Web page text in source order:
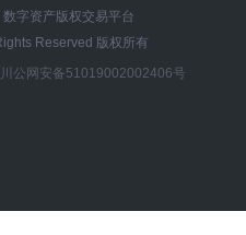
字资产版权交易平台
Reserved 版权所有
川公网安备51019002002406号